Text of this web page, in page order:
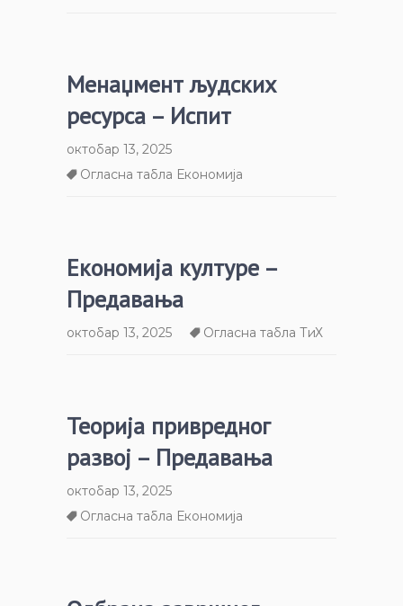
Менаџмент људских
ресурса – Испит
октобар 13, 2025
Огласна табла Економија
Економија културе –
Предавања
октобар 13, 2025 Огласна табла ТиХ
Теорија привредног
развој – Предавања
октобар 13, 2025
Огласна табла Економија